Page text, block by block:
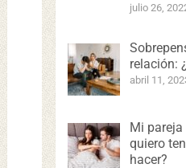
julio 26,
relación:
abril 11,
Mi pareja
quiero
hacer?